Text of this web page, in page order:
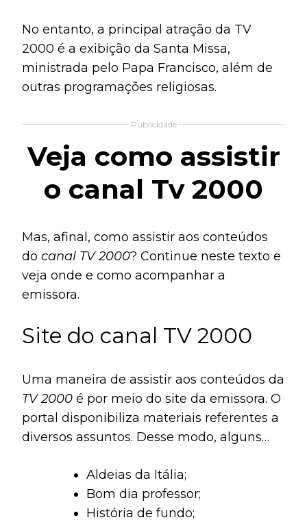
educacionais e outras apresentações
sobre atualidade.
No entanto, a principal atração da TV
2000 é a exibição da Santa Missa,
ministrada pelo Papa Francisco, além de
outras programações religiosas.
Publicidade
Veja como assistir
o canal Tv 2000
Mas, afinal, como assistir aos conteúdos
do canal TV 2000? Continue neste texto e
veja onde e como acompanhar a
emissora.
Site do canal TV 2000
Uma maneira de assistir aos conteúdos da
TV 2000 é por meio do site da emissora. O
portal disponibiliza materiais referentes a
diversos assuntos. Desse modo, alguns
internet são:Aldeias da Itália;
Bom dia professor;
História de fundo;